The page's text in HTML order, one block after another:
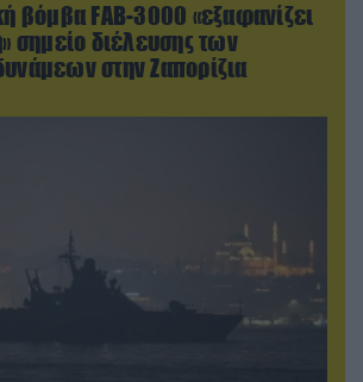
βόμβα FAB-3000 «εξαφανίζει
σημείο διέλευσης των
στην Ζαπορίζια